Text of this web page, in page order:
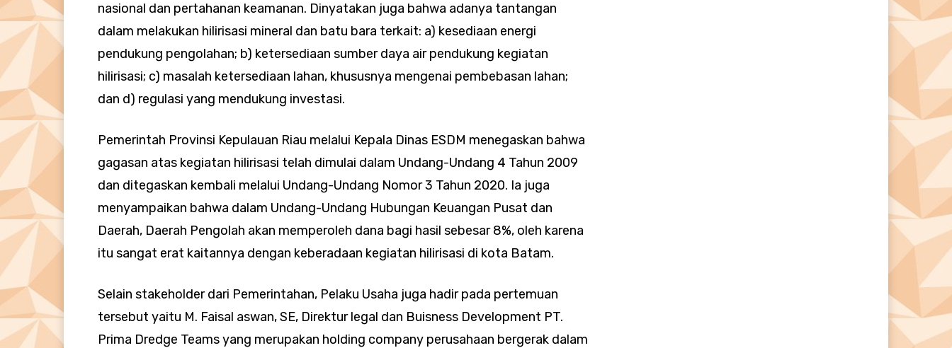
nasional dan pertahanan keamanan. Dinyatakan juga bahwa adanya tantangan
dalam melakukan hilirisasi mineral dan batu bara terkait: a) kesediaan energi
pendukung pengolahan; b) ketersediaan sumber daya air pendukung kegiatan
hilirisasi; c) masalah ketersediaan lahan, khususnya mengenai pembebasan lahan;
dan d) regulasi yang mendukung investasi.
Pemerintah Provinsi Kepulauan Riau melalui Kepala Dinas ESDM menegaskan bahwa
gagasan atas kegiatan hilirisasi telah dimulai dalam Undang-Undang 4 Tahun 2009
dan ditegaskan kembali melalui Undang-Undang Nomor 3 Tahun 2020. Ia juga
menyampaikan bahwa dalam Undang-Undang Hubungan Keuangan Pusat dan
Daerah, Daerah Pengolah akan memperoleh dana bagi hasil sebesar 8%, oleh karena
itu sangat erat kaitannya dengan keberadaan kegiatan hilirisasi di kota Batam.
Selain stakeholder dari Pemerintahan, Pelaku Usaha juga hadir pada pertemuan
tersebut yaitu M. Faisal aswan, SE, Direktur legal dan Buisness Development PT.
Prima Dredge Teams yang merupakan holding company perusahaan bergerak dalam